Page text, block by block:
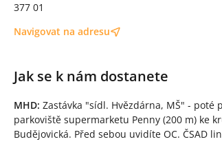
377 01
Navigovat na adresu
Jak se k nám dostanete
MHD: Zastávka "sídl. Hvězdárna, MŠ" - poté
parkoviště supermarketu Penny (200 m) ke
Budějovická. Před sebou uvidíte OC. ČSAD